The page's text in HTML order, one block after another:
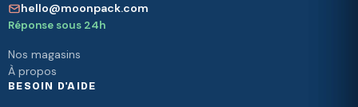
hello@moonpack.com
Réponse sous 24h
Nos magasins
À propos
BESOIN D'AIDE